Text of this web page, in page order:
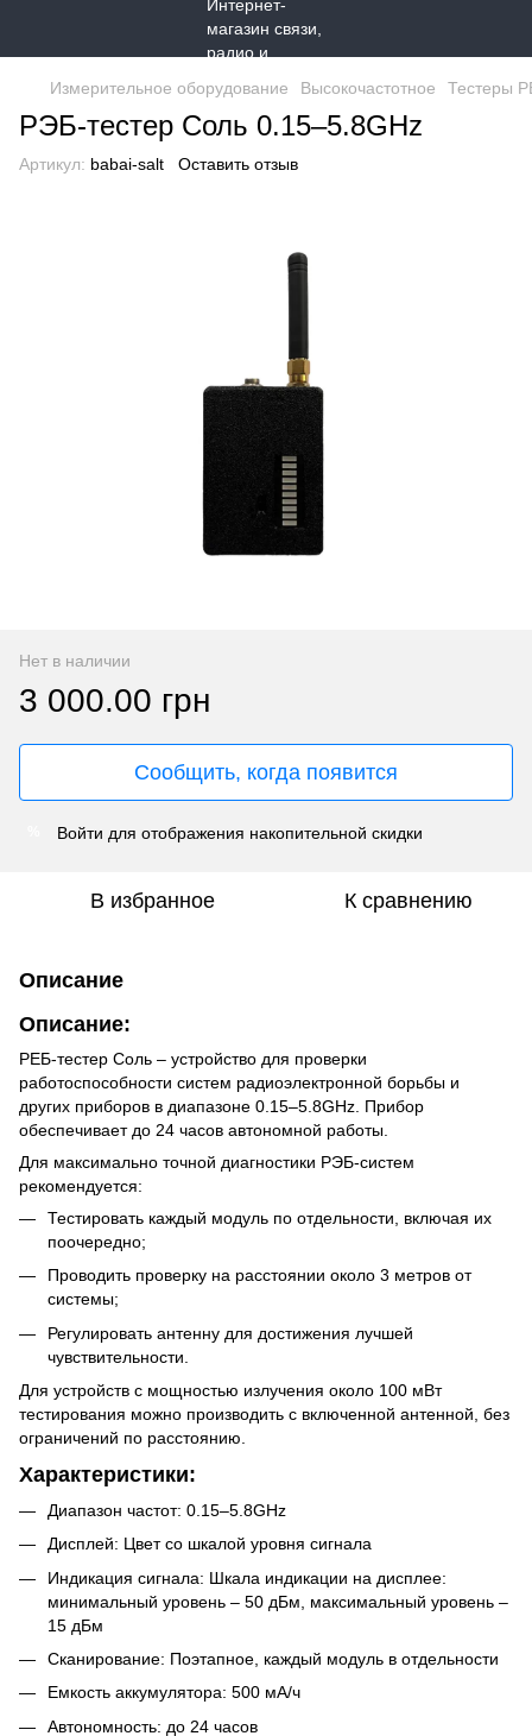
Измерительное оборудование Высокочастотное Тестеры
РЭБ-тестер Соль 0.15–5.8GHz
Артикул: babai-salt Оставить отзыв
Нет в наличии
3 000.00 грн
Сообщить, когда появится
Войти для отображения накопительной скидки
В избранное К сравнению
Описание
Описание:
РЕБ-тестер Соль – устройство для проверки
работоспособности систем радиоэлектронной борьбы и
других приборов в диапазоне 0.15–5.8GHz. Прибор
обеспечивает до 24 часов автономной работы.
Для максимально точной диагностики РЭБ-систем
рекомендуется:
Тестировать каждый модуль по отдельности, включая их
поочередно;
Проводить проверку на расстоянии около 3 метров от
системы;
Регулировать антенну для достижения лучшей
чувствительности.
Для устройств с мощностью излучения около 100 мВт
тестирования можно производить с включенной антенной, без
ограничений по расстоянию.
Характеристики:
Диапазон частот: 0.15–5.8GHz
Дисплей: Цвет со шкалой уровня сигнала
Индикация сигнала: Шкала индикации на дисплее:
минимальный уровень – 50 дБм, максимальный уровень –
15 дБм
Сканирование: Поэтапное, каждый модуль в отдельности
Емкость аккумулятора: 500 мА/ч
Автономность: до 24 часов